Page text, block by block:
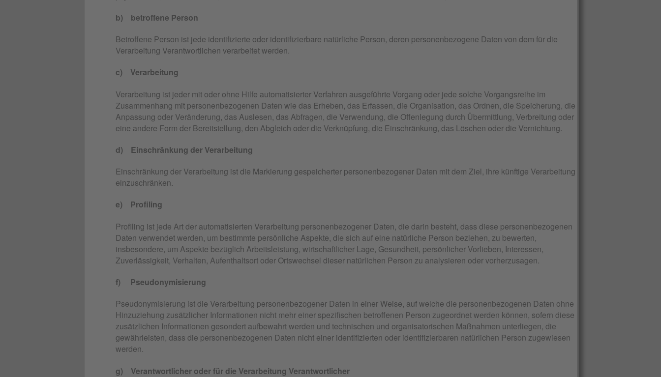
b) betroffene Person
Betroffene Person ist jede identifizierte oder identifizierbare natürliche Person, deren personenbezogene Daten von dem für die
Verarbeitung Verantwortlichen verarbeitet werden.
c) Verarbeitung
Verarbeitung ist jeder mit oder ohne Hilfe automatisierter Verfahren ausgeführte Vorgang oder jede solche Vorgangsreihe im
Zusammenhang mit personenbezogenen Daten wie das Erheben, das Erfassen, die Organisation, das Ordnen, die Speicherung, die
Anpassung oder Veränderung, das Auslesen, das Abfragen, die Verwendung, die Offenlegung durch Übermittlung, Verbreitung oder
eine andere Form der Bereitstellung, den Abgleich oder die Verknüpfung, die Einschränkung, das Löschen oder die Vernichtung.
d) Einschränkung der Verarbeitung
Einschränkung der Verarbeitung ist die Markierung gespeicherter personenbezogener Daten mit dem Ziel, ihre künftige Verarbeitung
einzuschränken.
e) Profiling
Profiling ist jede Art der automatisierten Verarbeitung personenbezogener Daten, die darin besteht, dass diese personenbezogenen
Daten verwendet werden, um bestimmte persönliche Aspekte, die sich auf eine natürliche Person beziehen, zu bewerten,
insbesondere, um Aspekte bezüglich Arbeitsleistung, wirtschaftlicher Lage, Gesundheit, persönlicher Vorlieben, Interessen,
Zuverlässigkeit, Verhalten, Aufenthaltsort oder Ortswechsel dieser natürlichen Person zu analysieren oder vorherzusagen.
f) Pseudonymisierung
Pseudonymisierung ist die Verarbeitung personenbezogener Daten in einer Weise, auf welche die personenbezogenen Daten ohne
Hinzuziehung zusätzlicher Informationen nicht mehr einer spezifischen betroffenen Person zugeordnet werden können, sofern diese
zusätzlichen Informationen gesondert aufbewahrt werden und technischen und organisatorischen Maßnahmen unterliegen, die
gewährleisten, dass die personenbezogenen Daten nicht einer identifizierten oder identifizierbaren natürlichen Person zugewiesen
werden.
g) Verantwortlicher oder für die Verarbeitung Verantwortlicher